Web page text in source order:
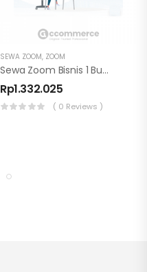
SEWA ZOOM, ZOOM
Sewa Zoom Bisnis 1 Bulan 300 Partisipan
Rp1.332.025
( 0 Reviews )